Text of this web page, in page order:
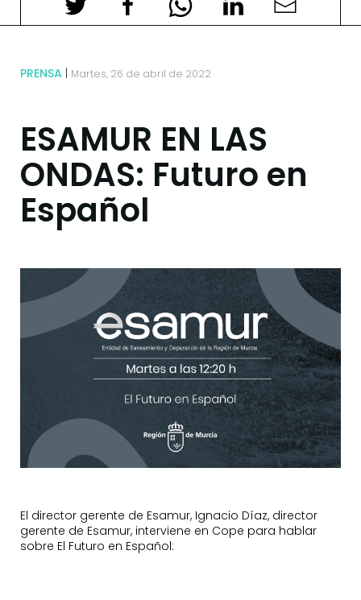
PRENSA Martes, 26 de abril de 2022
ESAMUR EN LAS
ONDAS: Futuro en
Español
El director gerente de Esamur, Ignacio Díaz, director
gerente de Esamur, interviene en Cope para hablar
sobre El Futuro en Español: